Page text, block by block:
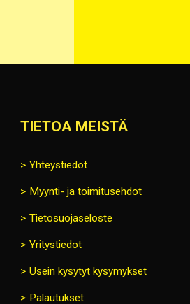
TIETOA MEISTÄ
Yhteystiedot
Myynti- ja toimitusehdot
Tietosuojaseloste
Yritystiedot
Usein kysytyt kysymykset
Palautukset